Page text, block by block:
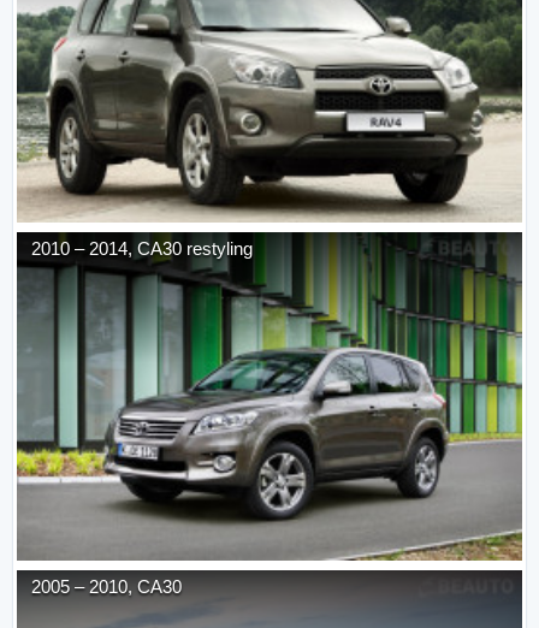
2010 – 2014, CA30 restyling
2005 – 2010, CA30